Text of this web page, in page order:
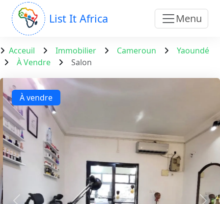
List It Africa Menu
Acceuil Immobilier Cameroun
Yaoundé
À Vendre
Salon
À vendre